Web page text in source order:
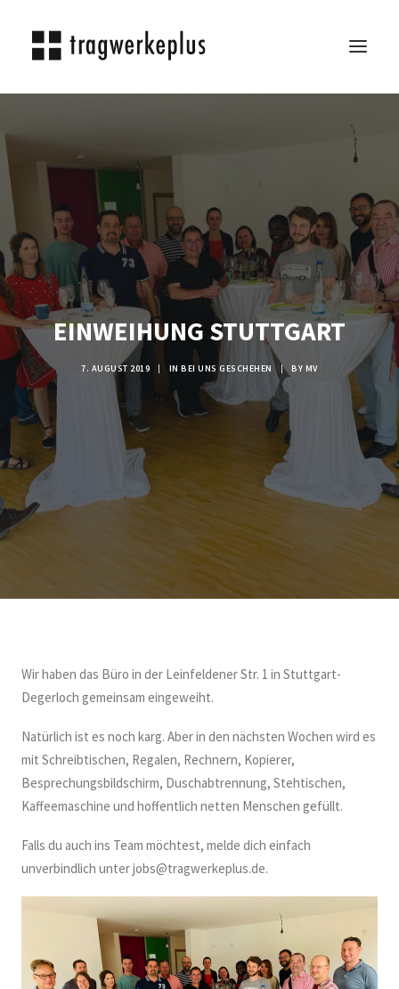
ÜBER UNS
KARRIERE
KONTAKT
SEARCH
EINWEIHUNG STUTTGART
7. AUGUST 2019 | INBEI UNS GESCHEHEN | BY MV
Wir haben das Büro in der Leinfeldener Str. 1 in Stuttgart-
Degerloch gemeinsam eingeweiht.
Natürlich ist es noch karg. Aber in den nächsten Wochen wird es
mit Schreibtischen, Regalen, Rechnern, Kopierer,
Besprechungsbildschirm, Duschabtrennung, Stehtischen,
Kaffeemaschine und hoffentlich netten Menschen gefüllt.
Falls du auch ins Team möchtest, melde dich einfach
unverbindlich unter jobs@tragwerkeplus.de.